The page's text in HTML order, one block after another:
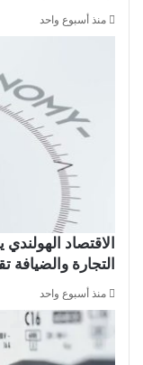
منذ أسبوع واحد
الاقتصاد
التجارة والضيافة
منذ أسبوع واحد